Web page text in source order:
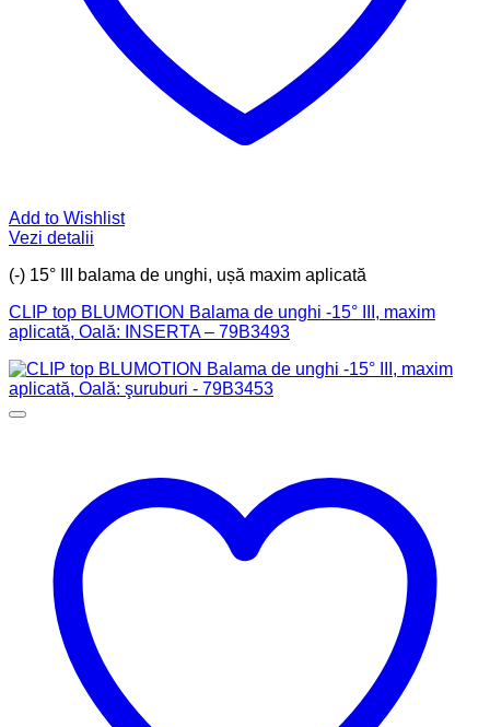
Add to Wishlist
Vezi detalii
(-) 15° III balama de unghi, ușă maxim aplicată
CLIP top BLUMOTION Balama de unghi -15° III, maxim
aplicată, Oală: INSERTA – 79B3493